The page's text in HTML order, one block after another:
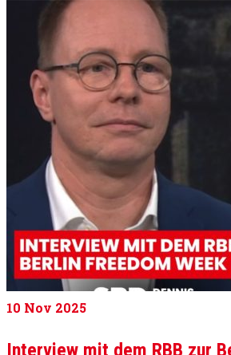
10 Nov 2025
Interview mit dem RBB zur